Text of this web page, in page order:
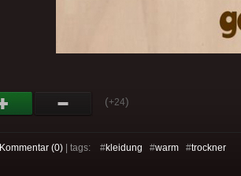
(+24)
Kommentar (0) | tags: #kleidung #warm #trockner